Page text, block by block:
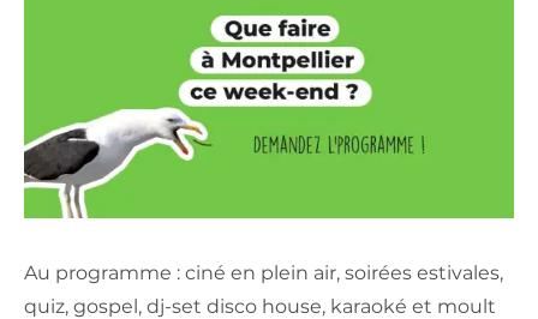
Au programme : ciné en plein air, soirées estivales,
quiz, gospel, dj-set disco house, karaoké et moult